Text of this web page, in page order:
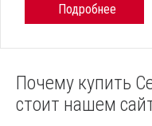
Подробнее
Почему купить
стоит нашем